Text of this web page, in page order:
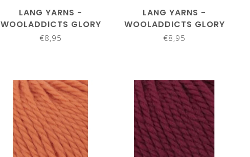
LANG YARNS -
WOOLADDICTS GLORY
1061.0037
€8,95
LANG YARNS -
WOOLADDICTS GLORY
1061.0038
€8,95